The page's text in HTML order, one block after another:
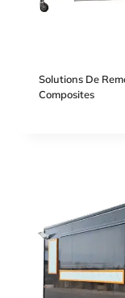
Solutions De
Composites